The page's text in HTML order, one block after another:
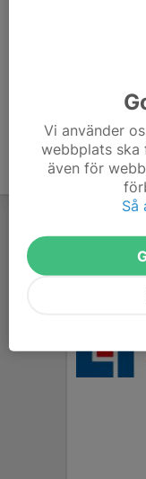
Vi använder
webbplats ska
även för
Så